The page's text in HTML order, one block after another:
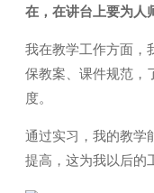
在，在讲台上要为人
我在教学工作方面，
保教案、课件规范，
度。
通过实习，我的教学
提高，这为我以后的